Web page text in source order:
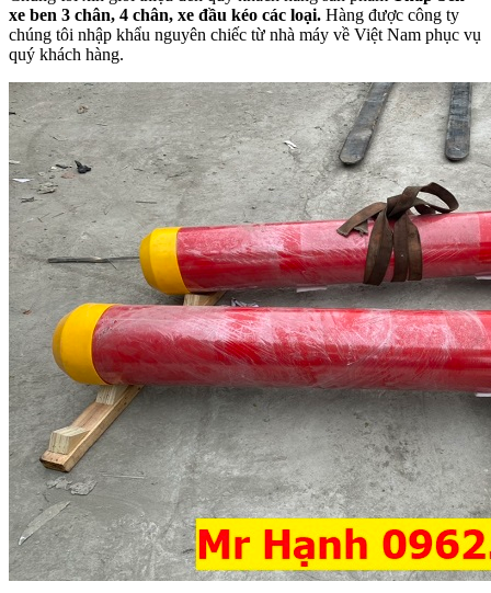
xe ben 3 chân, 4 chân, xe đầu kéo các loại. Hàng được công ty
chúng tôi nhập khẩu nguyên chiếc từ nhà máy về Việt Nam phục vụ
quý khách hàng.